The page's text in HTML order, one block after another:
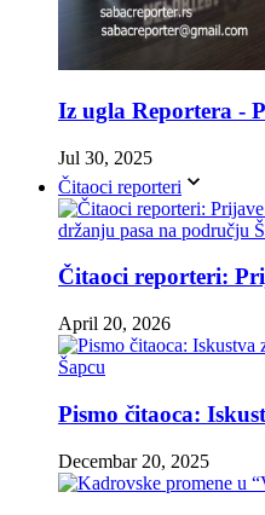
Iz ugla Reportera -
Jul 30, 2025
Čitaoci reporteri
Čitaoci reporteri:
April 20, 2026
Pismo čitaoca:
Decembar 20, 2025